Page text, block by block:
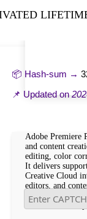
📦 Hash-sum →
📌 Updated on
Adobe Premiere
and content
editing, color
It delivers
Creative Cloud
editors, and
flexibility,
Established as a